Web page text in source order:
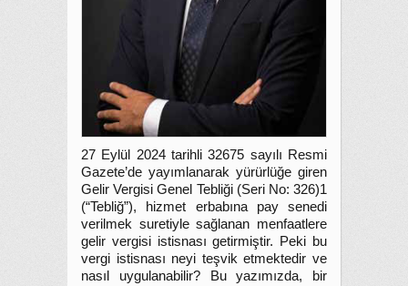
27 Eylül 2024 tarihli 32675 sayılı Resmi
Gazete’de yayımlanarak yürürlüğe giren
Gelir Vergisi Genel Tebliği (Seri No: 326)1
(“Tebliğ”), hizmet erbabına pay senedi
verilmek suretiyle sağlanan menfaatlere
gelir vergisi istisnası getirmiştir. Peki bu
vergi istisnası neyi teşvik etmektedir ve
nasıl uygulanabilir? Bu yazımızda, bir